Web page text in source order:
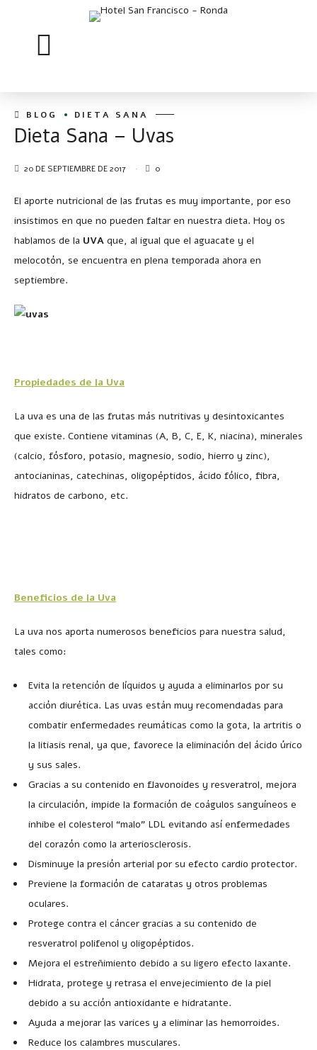
BLOG DIETA SANA
Dieta Sana – Uvas
20 DE SEPTIEMBRE DE 2017 0
El aporte nutricional de las frutas es muy importante, por eso
insistimos en que no pueden faltar en nuestra dieta. Hoy os
hablamos de la UVA que, al igual que el aguacate y el
melocotón, se encuentra en plena temporada ahora en
septiembre.
Propiedades de la Uva
La uva es una de las frutas más nutritivas y desintoxicantes
que existe. Contiene vitaminas (A, B, C, E, K, niacina), minerales
(calcio, fósforo, potasio, magnesio, sodio, hierro y zinc),
antocianinas, catechinas, oligopéptidos, ácido fólico, fibra,
hidratos de carbono, etc.
Beneficios de la Uva
La uva nos aporta numerosos beneficios para nuestra salud,
tales como:
Evita la retención de líquidos y ayuda a eliminarlos por su
acción diurética. Las uvas están muy recomendadas para
combatir enfermedades reumáticas como la gota, la artritis o
la litiasis renal, ya que, favorece la eliminación del ácido úrico
y sus sales.
Gracias a su contenido en flavonoides y resveratrol, mejora
la circulación, impide la formación de coágulos sanguíneos e
inhibe el colesterol “malo” LDL evitando así enfermedades
del corazón como la arteriosclerosis.
Disminuye la presión arterial por su efecto cardio protector.
Previene la formación de cataratas y otros problemas
oculares.
Protege contra el cáncer gracias a su contenido de
resveratrol polifenol y oligopéptidos.
Mejora el estreñimiento debido a su ligero efecto laxante.
Hidrata, protege y retrasa el envejecimiento de la piel
debido a su acción antioxidante e hidratante.
Ayuda a mejorar las varices y a eliminar las hemorroides.
Reduce los calambres musculares.